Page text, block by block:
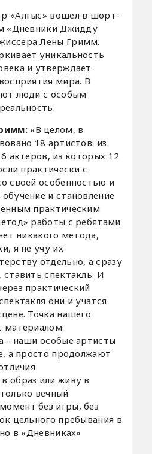
«Алгыс» вошел в шорт-
«Дневники Джидду
Лены Гримм.
уникальность
и утверждает
мира. В
люди с особым
«В целом, в
18 артистов: из
актеров, из которых 12
практически с
своей особенностью и
и становление
практическим
работы с ребятами
никакого метода,
я не учу их
отдельно, а сразу
спектакль. И
практический
они и учатся
Точка нашего
материалом
- наши особые артисты
а просто продолжают
образ или живу в
вечный
без игры, без
цельного пребывания в
в «Дневниках»